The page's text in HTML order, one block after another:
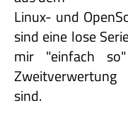
Linux- und
sind eine lose
mir "einfach
sind.